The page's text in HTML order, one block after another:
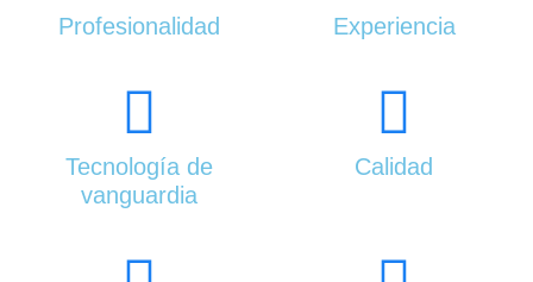
Profesionalidad Experiencia
Tecnología de
vanguardia
Calidad